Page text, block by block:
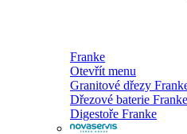
Franke
Otevřít menu
Granitové dřezy
Dřezové baterie Franke
Digestoře Franke